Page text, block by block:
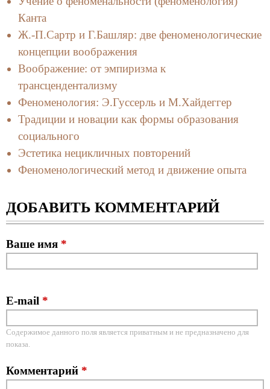
Канта
Ж.-П.Сартр и Г.Башляр: две феноменологические
концепции воображения
Воображение: от эмпиризма к
трансцендентализму
Феноменология: Э.Гуссерль и М.Хайдеггер
Традиции и новации как формы образования
социального
Эстетика нецикличных повторений
Феноменологический метод и движение опыта
ДОБАВИТЬ КОММЕНТАРИЙ
Ваше имя *
E-mail *
Содержимое данного поля является приватным и не предназначено для
показа.
Комментарий *